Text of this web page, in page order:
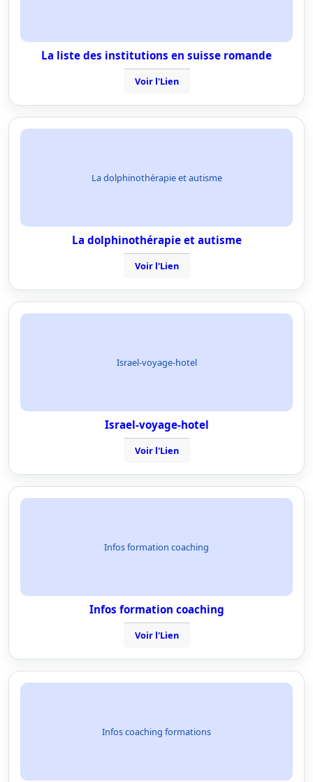
La liste des institutions en suisse romande
Voir l'Lien
La dolphinothérapie et autisme
La dolphinothérapie et autisme
Voir l'Lien
Israel-voyage-hotel
Israel-voyage-hotel
Voir l'Lien
Infos formation coaching
Infos formation coaching
Voir l'Lien
Infos coaching formations